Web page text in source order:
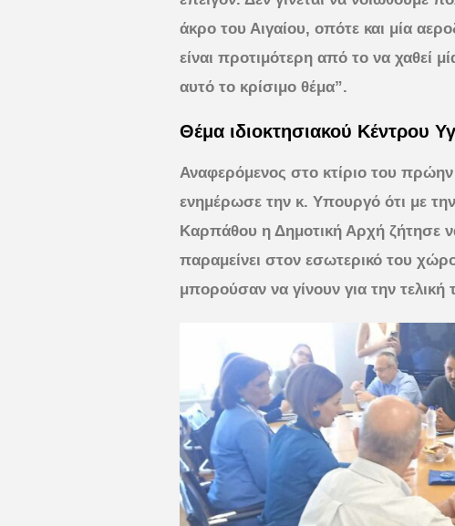
άκρο του Αιγαίου, οπότε και μία
είναι προτιμότερη από το να χαθεί
αυτό το κρίσιμο θέμα”.
Θέμα ιδιοκτησιακού Κέντρου
Αναφερόμενος στο κτίριο του
ενημέρωσε την κ. Υπουργό ότι με
Καρπάθου η Δημοτική Αρχή ζήτησε
παραμείνει στον εσωτερικό του
μπορούσαν να γίνουν για την τελική